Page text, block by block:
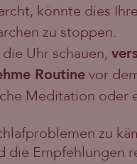
könnte dies
zu stoppen.
Uhr schauen,
Routinevor
Meditation oder
zu
die Empfehlungen